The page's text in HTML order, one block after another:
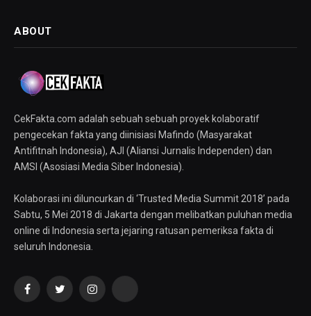
ABOUT
CekFakta.com adalah sebuah sebuah proyek kolaboratif
pengecekan fakta yang diinisiasi Mafindo (Masyarakat
Antifitnah Indonesia), AJI (Aliansi Jurnalis Independen) dan
AMSI (Asosiasi Media Siber Indonesia).
Kolaborasi ini diluncurkan di ‘Trusted Media Summit 2018’ pada
Sabtu, 5 Mei 2018 di Jakarta dengan melibatkan puluhan media
online di Indonesia serta jejaring ratusan pemeriksa fakta di
seluruh Indonesia.
FacebookTwitterInstagramYouTube